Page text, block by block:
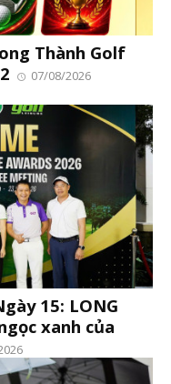
Thành Golf
07/08/2026
15: LONG
xanh của